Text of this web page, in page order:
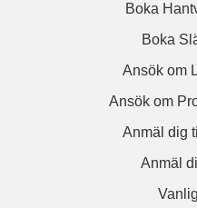
Boka
Boka
Ansök om
Ansök om
Anmäl dig
Anmäl